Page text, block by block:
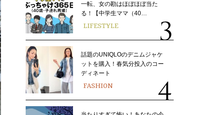
一転、女の勘はほぼほぼ当た
る！【中学生ママ（40…
LIFESTYLE
話題のUNIQLOのデニムジャケ
ットを購入！春気分投入のコー
ディネート
FASHION